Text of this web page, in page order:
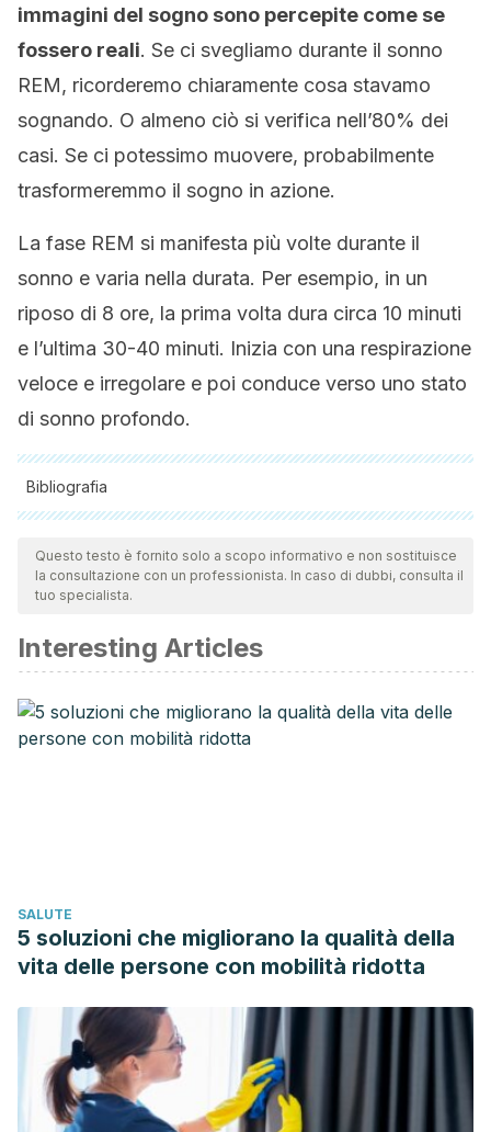
immagini del sogno sono percepite come se
fossero reali. Se ci svegliamo durante il sonno
REM, ricorderemo chiaramente cosa stavamo
sognando. O almeno ciò si verifica nell’80% dei
casi. Se ci potessimo muovere, probabilmente
trasformeremmo il sogno in azione.
La fase REM si manifesta più volte durante il
sonno e varia nella durata. Per esempio, in un
riposo di 8 ore, la prima volta dura circa 10 minuti
e l’ultima 30-40 minuti. Inizia con una respirazione
veloce e irregolare e poi conduce verso uno stato
di sonno profondo.
Bibliografia
Tutte le fonti citate sono state esaminate a fondo dal nostro
team per garantirne la qualità, l'affidabilità, l'attualità e la
validità. La bibliografia di questo articolo è stata considerata
Fernández-Mas, R., Valdés, A., Martínez, A., Magdaleno, V.,
Almazán, S., Martínez, D., & Fernández-Guardiola, A. (2013).
Visualización gráfica de las transiciones de las fases del
sueño en el hombre: métodos de representación
Questo testo è fornito solo a scopo informativo e non sostituisce
la consultazione con un professionista. In caso di dubbi, consulta il
tuo specialista.
Interesting Articles
SALUTE
5 soluzioni che migliorano la qualità della
vita delle persone con mobilità ridotta